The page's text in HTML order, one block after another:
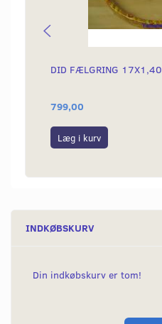
DID FÆLGRING 17X1,40
799,00
Læg i kurv
INDKØBSKURV
Din indkøbskurv er tom!